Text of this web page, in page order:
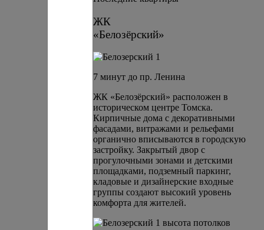
ЖК
«Белозёрский»
7 минут до пр. Ленина
ЖК «Белозёрский» расположен в
историческом центре Томска.
Кирпичные дома с декоративными
фасадами, витражами и рельефами
органично вписываются в городскую
застройку. Закрытый двор с
прогулочными зонами и детскими
площадками, подземный паркинг,
кладовые и дизайнерские входные
группы создают высокий уровень
комфорта для жителей.